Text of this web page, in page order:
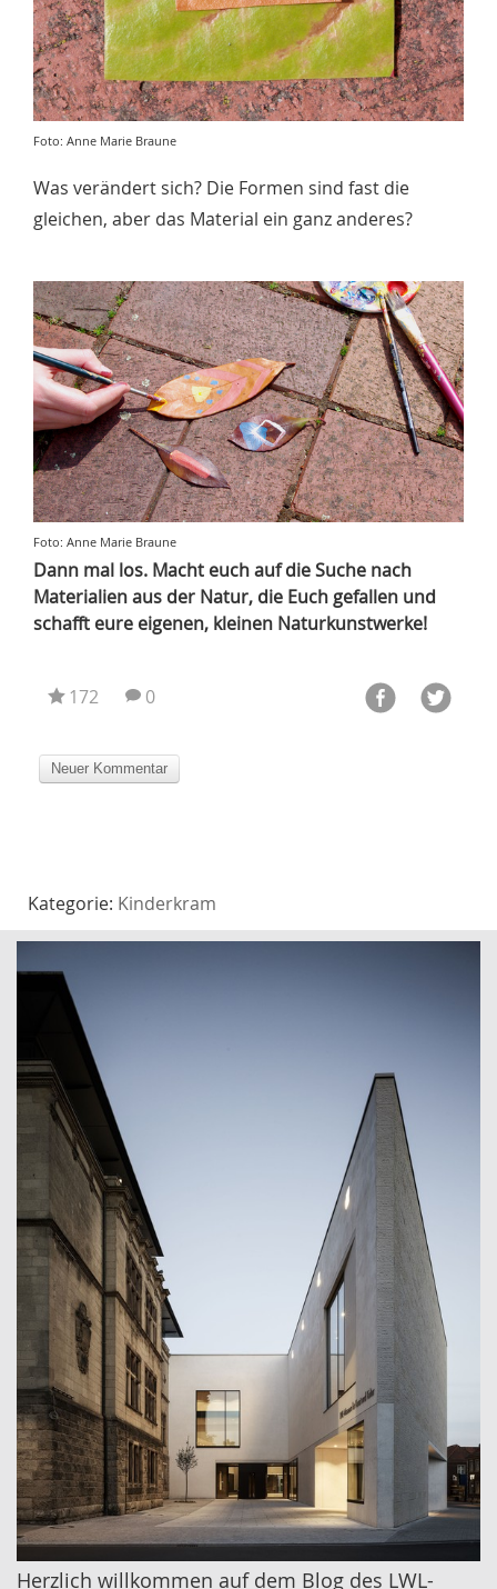
Foto: Anne Marie Braune
Was verändert sich? Die Formen sind fast die
gleichen, aber das Material ein ganz anderes?
Foto: Anne Marie Braune
Dann mal los. Macht euch auf die Suche nach
Materialien aus der Natur, die Euch gefallen und
schafft eure eigenen, kleinen Naturkunstwerke!
172 0
Kategorie: Kinderkram
Herzlich willkommen auf dem Blog des LWL-